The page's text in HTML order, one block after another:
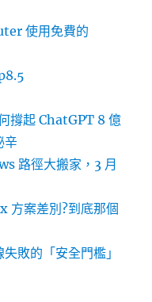
使用免費的
撐起 ChatGPT 8 億
辛
路徑大搬家，3 月
案差別?到底那個
敗的「安全門檻」